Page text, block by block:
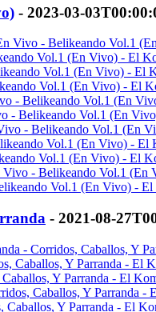
- 2023-03-
Vivo - Belikeando Vol.1
Vol.1 (En Vivo) - El
Vol.1 (En Vivo) - El
Vol.1 (En Vivo) - El
- Belikeando Vol.1 (En
- Belikeando Vol.1 (En
- Belikeando Vol.1 (En
Vol.1 (En Vivo) - El
Vol.1 (En Vivo) - El
Vivo - Belikeando Vol.1 (En
Vol.1 (En Vivo) - El
- 2021-08-
- Corridos, Caballos, Y
Caballos, Y Parranda - El
Y Parranda - El
Caballos, Y Parranda -
Caballos, Y Parranda - El